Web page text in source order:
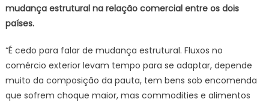
mudança estrutural na relação comercial entre os dois
países.
“É cedo para falar de mudança estrutural. Fluxos no
comércio exterior levam tempo para se adaptar, depende
muito da composição da pauta, tem bens sob encomenda
que sofrem choque maior, mas commodities e alimentos